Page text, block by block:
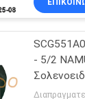
- 5/2
24VDC